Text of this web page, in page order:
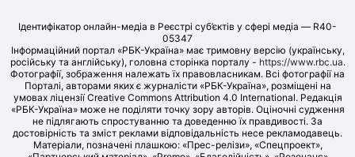
Ідентифікатор онлайн-медіа в Реєстрі суб’єктів у сфері медіа — R40-
05347
Інформаційний портал «РБК-Україна» має тримовну версію (українську,
російську та англійську), головна сторінка порталу - https://www.rbc.ua.
Фотографії, зображення належать їх правовласникам. Всі фотографії на
Порталі, авторами яких є журналісти «РБК-Україна», розміщені на
умовах ліцензії Creative Commons Attribution 4.0 International. Редакція
«РБК-Україна» може не поділяти точку зору авторів. Оціночні судження
не підлягають спростуванню та доведенню їх правдивості. За
достовірність та зміст реклами відповідальність несе рекламодавець.
Матеріали, позначені плашкою: «Прес-релізи», «Спецпроект»,